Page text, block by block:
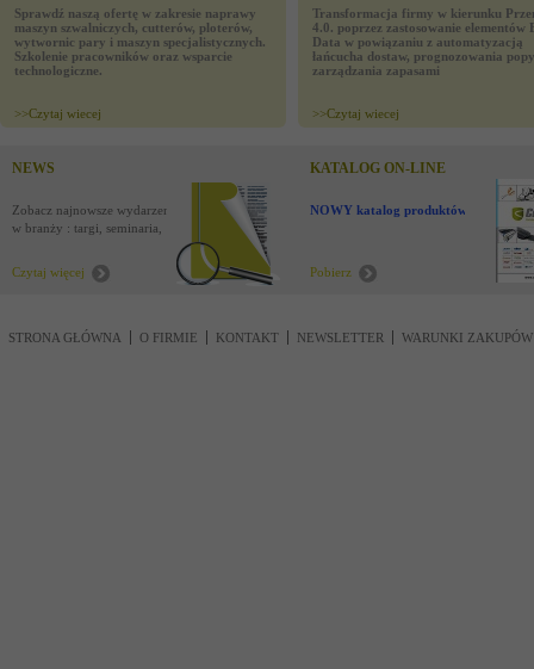
Sprawdź naszą ofertę w zakresie naprawy
maszyn szwalniczych, cutterów, ploterów,
wytwornic pary i maszyn specjalistycznych.
Szkolenie pracowników oraz wsparcie
technologiczne.
>>Czytaj wiecej
Transformacja firmy w kierunku
4.0. poprzez zastosowanie elementów
Data w powiązaniu z automatyzacją
łańcucha dostaw, prognozowania
zarządzania zapasami
>>Czytaj wiecej
NEWS
Zobacz najnowsze wydarzenia
w branży : targi, seminaria,
Czytaj więcej
KATALOG ON-LINE
NOWY katalog produktów !
Pobierz
STRONA GŁÓWNA O FIRMIE KONTAKT NEWSLETTER WARUNKI ZAKUPÓW